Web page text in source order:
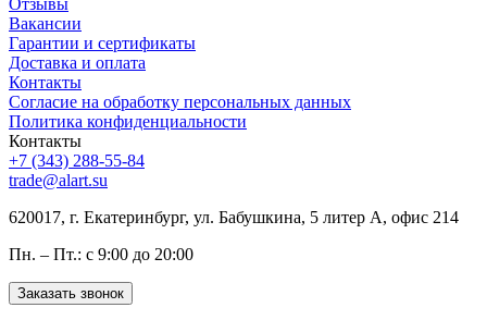
Вакансии
Гарантии и сертификаты
Доставка и оплата
Контакты
Согласие на обработку персональных данных
Политика конфиденциальности
Контакты
+7 (343) 288-55-84
trade@alart.su
620017, г. Екатеринбург, ул. Бабушкина, 5 литер А, офис 214
Пн. – Пт.: с 9:00 до 20:00
Заказать звонок